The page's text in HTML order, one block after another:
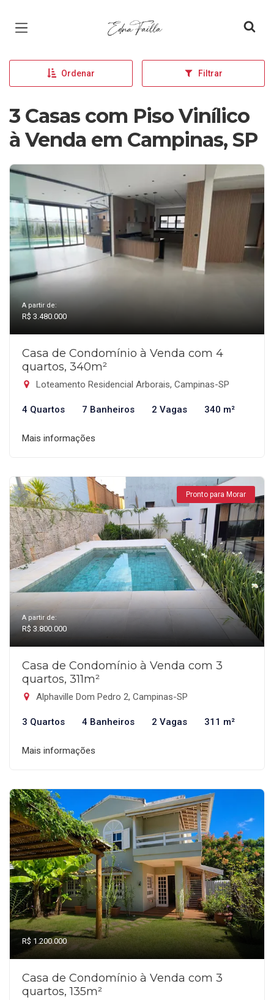
Página inicial
Ordenar Filtrar
3 Casas com Piso Vinílico
à Venda em Campinas, SP
A partir de:
R$ 3.480.000
Casa de Condomínio à Venda com 4
quartos, 340m²
Loteamento Residencial Arborais, Campinas-SP
4 Quartos 7 Banheiros 2 Vagas 340 m²
Mais informações
Pronto para Morar
A partir de:
R$ 3.800.000
Casa de Condomínio à Venda com 3
quartos, 311m²
Alphaville Dom Pedro 2, Campinas-SP
3 Quartos 4 Banheiros 2 Vagas 311 m²
Mais informações
R$ 1.200.000
Casa de Condomínio à Venda com 3
quartos, 135m²